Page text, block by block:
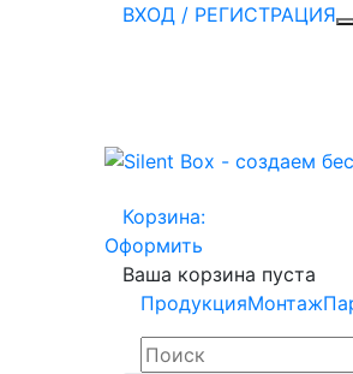
ВХОД / РЕГИСТРАЦИЯ
Корзина:
Оформить
Ваша корзина пуста
ПродукцияМонтаж